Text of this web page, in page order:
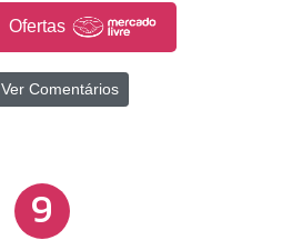
Ofertas
Ver Comentários
9